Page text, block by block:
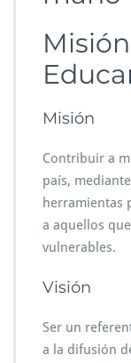
Misión
Contribuir a
país,
herramientas
a aquellos
vulnerables.
Visión
Ser un
a la difusión